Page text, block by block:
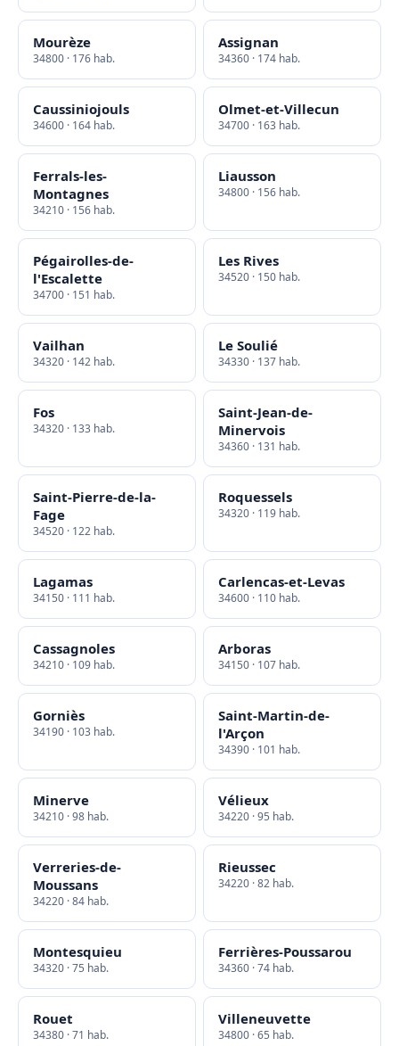
Mourèze
34800 · 176 hab.
Assignan
34360 · 174 hab.
Caussiniojouls
34600 · 164 hab.
Olmet-et-Villecun
34700 · 163 hab.
Ferrals-les-
Montagnes
34210 · 156 hab.
Liausson
34800 · 156 hab.
Pégairolles-de-
l'Escalette
34700 · 151 hab.
Les Rives
34520 · 150 hab.
Vailhan
34320 · 142 hab.
Le Soulié
34330 · 137 hab.
Fos
34320 · 133 hab.
Saint-Jean-de-
Minervois
34360 · 131 hab.
Saint-Pierre-de-la-
Fage
34520 · 122 hab.
Roquessels
34320 · 119 hab.
Lagamas
34150 · 111 hab.
Carlencas-et-Levas
34600 · 110 hab.
Cassagnoles
34210 · 109 hab.
Arboras
34150 · 107 hab.
Gorniès
34190 · 103 hab.
Saint-Martin-de-
l'Arçon
34390 · 101 hab.
Minerve
34210 · 98 hab.
Vélieux
34220 · 95 hab.
Verreries-de-
Moussans
34220 · 84 hab.
Rieussec
34220 · 82 hab.
Montesquieu
34320 · 75 hab.
Ferrières-Poussarou
34360 · 74 hab.
Rouet
34380 · 71 hab.
Villeneuvette
34800 · 65 hab.